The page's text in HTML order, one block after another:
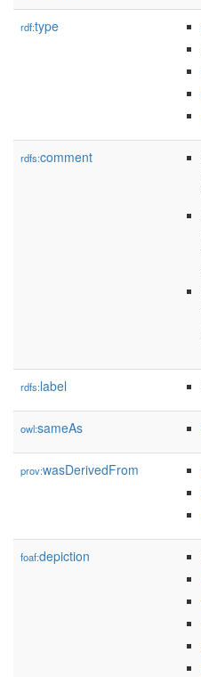
rdf:type
rdfs:comment
rdfs:label
owl:sameAs
prov:wasDerivedFrom
foaf:depiction